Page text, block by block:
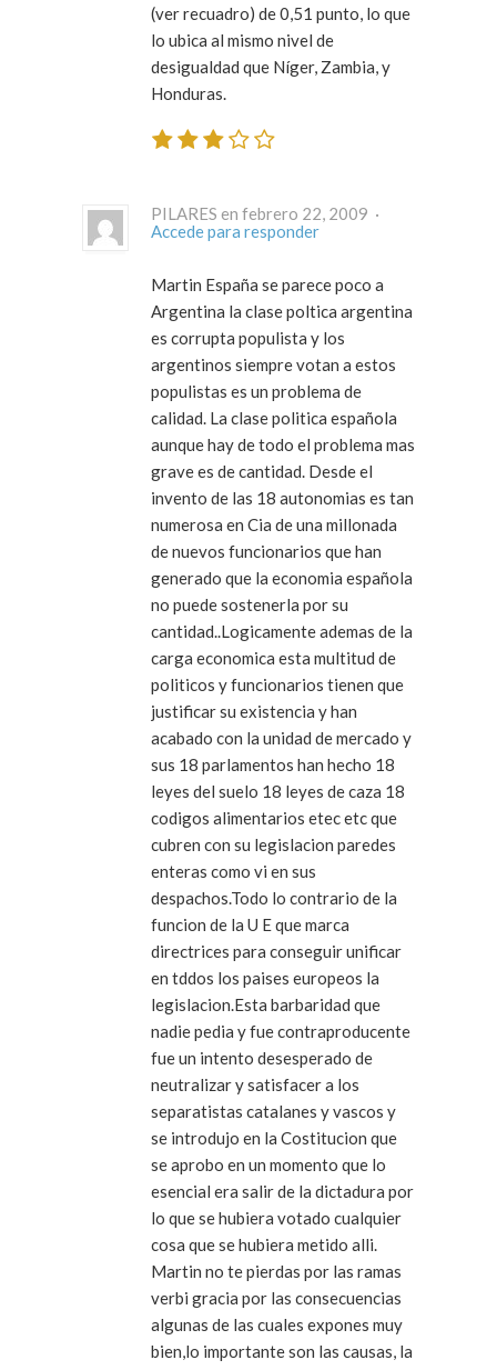
(ver recuadro) de 0,51 punto, lo que
lo ubica al mismo nivel de
desigualdad que Níger, Zambia, y
Honduras.
PILARES en febrero 22, 2009 ·
Accede para responder
Martin España se parece poco a
Argentina la clase poltica argentina
es corrupta populista y los
argentinos siempre votan a estos
populistas es un problema de
calidad. La clase politica española
aunque hay de todo el problema mas
grave es de cantidad. Desde el
invento de las 18 autonomias es tan
numerosa en Cia de una millonada
de nuevos funcionarios que han
generado que la economia española
no puede sostenerla por su
cantidad..Logicamente ademas de la
carga economica esta multitud de
politicos y funcionarios tienen que
justificar su existencia y han
acabado con la unidad de mercado y
sus 18 parlamentos han hecho 18
leyes del suelo 18 leyes de caza 18
codigos alimentarios etec etc que
cubren con su legislacion paredes
enteras como vi en sus
despachos.Todo lo contrario de la
funcion de la U E que marca
directrices para conseguir unificar
en tddos los paises europeos la
legislacion.Esta barbaridad que
nadie pedia y fue contraproducente
fue un intento desesperado de
neutralizar y satisfacer a los
separatistas catalanes y vascos y
se introdujo en la Costitucion que
se aprobo en un momento que lo
esencial era salir de la dictadura por
lo que se hubiera votado cualquier
cosa que se hubiera metido alli.
Martin no te pierdas por las ramas
verbi gracia por las consecuencias
algunas de las cuales expones muy
bien,lo importante son las causas, la